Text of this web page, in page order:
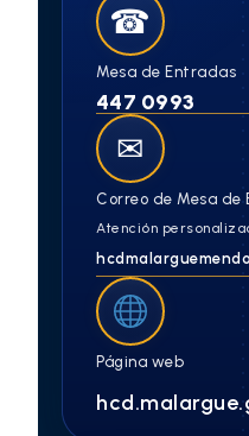
☎
Mesa de Entradas
447 0993
✉
Correo de Mesa de
Atención
Página web